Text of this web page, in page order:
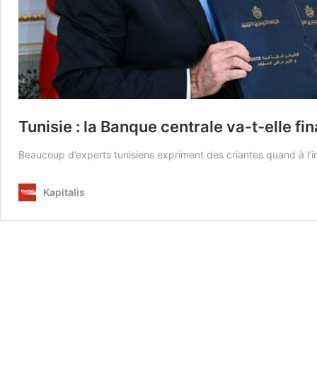
Tunisie : la Banque centrale va-t-elle
Beaucoup d’experts tunisiens expriment des criantes quand à
Kapitalis